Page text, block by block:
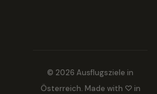
© 2026 Ausflugsziele in
Österreich. Made with ♡ in